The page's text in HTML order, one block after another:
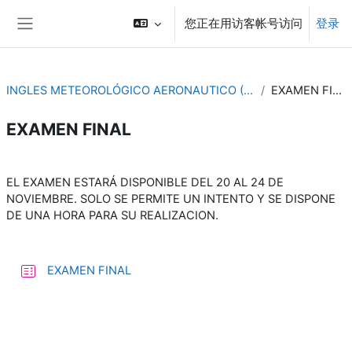
您正在用访客帐号访问 登录
INGLES METEOROLÓGICO AERONAUTICO (4ª ED.) EXAMEN FINAL
EXAMEN FINAL
EL EXAMEN ESTARÁ DISPONIBLE DEL 20 AL 24 DE
NOVIEMBRE. SOLO SE PERMITE UN INTENTO Y SE DISPONE
DE UNA HORA PARA SU REALIZACION.
EXAMEN FINAL